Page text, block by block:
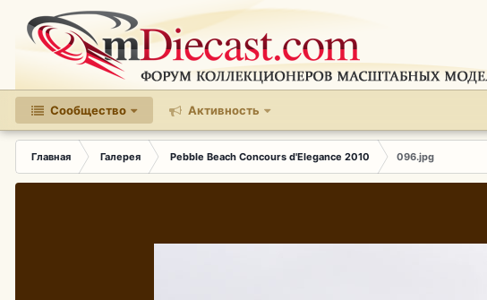
Сообщество Активность
Главная Галерея Pebble Beach Concours d'Elegance 2010 096.jpg